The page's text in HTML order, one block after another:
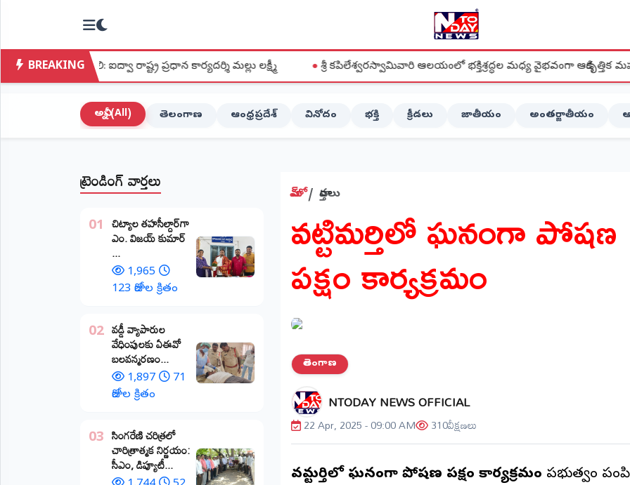
NTODAY×
హోమ్
BREAKING
ఐద్వా రాష్ట్ర ప్రధాన కార్యదర్శి మల్లు లక్ష్మీ ●శ్రీ కపిలేశ్వరస్వామివారి ఆలయంలో భక్తిశ్రద్ధల మధ్య వైభవంగా ఆడికృత్తిక మహోత్సవం
అన్నీ (All) తెలంగాణ ఆంధ్రప్రదేశ్ వినోదం భక్తి క్రీడలు జాతీయం అంతర్జాతీయం
ట్రెండింగ్ వార్తలు
01 ​చిట్యాల తహసీల్దార్‌గా
ఎం. విజయ్ కుమార్
...
1,965
123 రోజుల క్రితం
02 వడ్డీ వ్యాపారుల
వేధింపులకు ఏఈవో
బలవన్మరణం...
1,897
71
రోజుల క్రితం
03 ​సింగరేణి చరిత్రలో
చారిత్రాత్మక నిర్ణయం:
సీఎం, డిప్యూటీ...
హోమ్ వార్తలు
వట్టిమర్తిలో ఘనంగా పోషణ
పక్షం కార్యక్రమం
తెలంగాణ
NTODAY NEWS OFFICIAL
22 Apr, 2025 - 09:00 AM 310వీక్షణలు
వట్టిమర్తిలో ఘనంగా పోషణ పక్షం కార్యక్రమం ప్రభుత్వం